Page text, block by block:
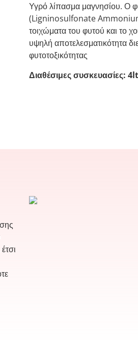
Υγρό λίπασμα μαγνησίου. Ο
(Ligninosulfonate Ammonium),
τοιχώματα του φυτού και το
υψηλή αποτελεσματικότητα
φυτοτοξικότητας
Διαθέσιμες συσκευασίες: